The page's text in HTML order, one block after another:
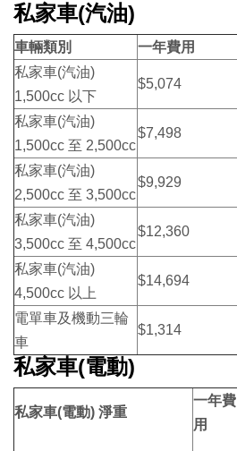
私家車(汽油)
車輛類別 一年費用
私家車(汽油)
1,500cc 以下
$5,074
私家車(汽油)
1,500cc 至 2,500cc
$7,498
私家車(汽油)
2,500cc 至 3,500cc
$9,929
私家車(汽油)
3,500cc 至 4,500cc
$12,360
私家車(汽油)
4,500cc 以上
$14,694
電單車及機動三輪
車
$1,314
私家車(電動)
私家車(電動) 淨重
一年費
用